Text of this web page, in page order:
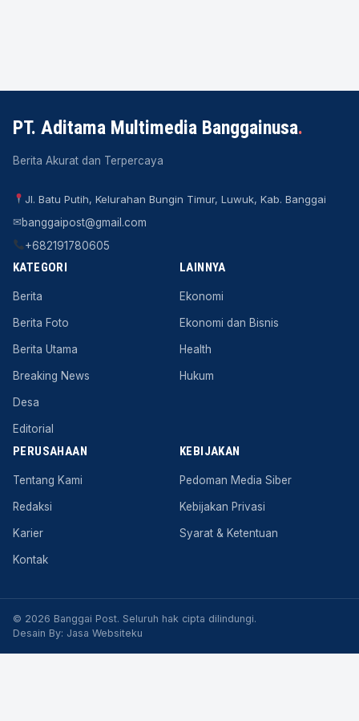
PT. Aditama Multimedia Banggainusa.
Berita Akurat dan Terpercaya
Jl. Batu Putih, Kelurahan Bungin Timur, Luwuk, Kab. Banggai
✉banggaipost@gmail.com
+682191780605
KATEGORI
Berita
Berita Foto
Berita Utama
Breaking News
Desa
Editorial
LAINNYA
Ekonomi
Ekonomi dan Bisnis
Health
Hukum
PERUSAHAAN
Tentang Kami
Redaksi
Karier
Kontak
KEBIJAKAN
Pedoman Media Siber
Kebijakan Privasi
Syarat & Ketentuan
© 2026 Banggai Post. Seluruh hak cipta dilindungi.
Desain By: Jasa Websiteku